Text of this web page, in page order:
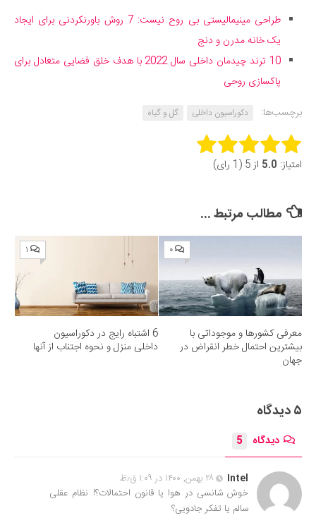
طراحی مینیمالیستی بی روح نیست: 7 روش باورنکردنی برای ایجاد
یک خانه مدرن و دنج
10 ترند چیدمان داخلی سال 2022 با هدف خلق فضایی متعادل برای
پاکسازی روحی
برچسب‌ها:
دکوراسیون داخلی گل و گیاه
Rate this item:
امتیاز: 5.0 از 5 (1 رای)
مطالب مرتبط ...
۰
معرفی کشورها و موجوداتی با
بیشترین احتمال خطر انقراض در
جهان
۱
6 اشتباه رایج در دکوراسیون
داخلی منزل و نحوه اجتناب از آنها
۵ دیدگاه
دیدگاه 5
Intel
۲۸ بهمن, ۱۴۰۰ در ۱:۰۹ ق٫ظ
خوش شانسی در هوا یا قانون احتمالات؟! نظام عقلی
سالم یا تفکر جادویی؟